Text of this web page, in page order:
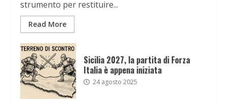
strumento per restituire...
Read More
Sicilia 2027, la partita di Forza
Italia è appena iniziata
24 agosto 2025